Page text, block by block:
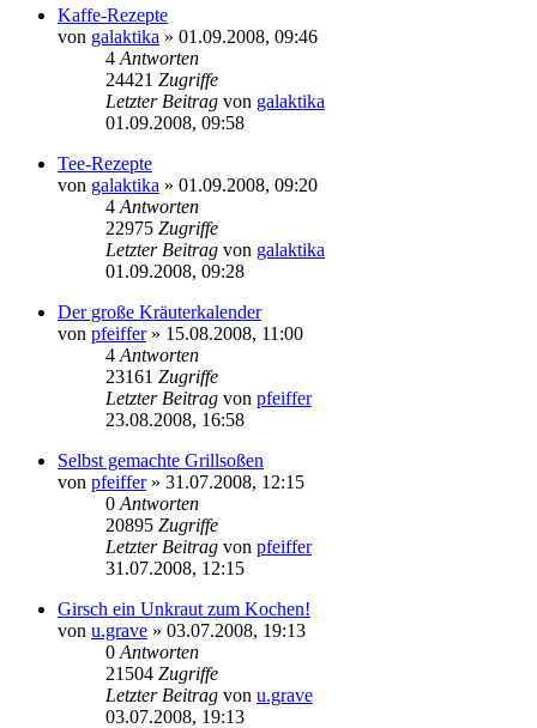
Kaffe-Rezepte
von galaktika » 01.09.2008, 09:46
4 Antworten
24421 Zugriffe
Letzter Beitrag von galaktika
01.09.2008, 09:58
Tee-Rezepte
von galaktika » 01.09.2008, 09:20
4 Antworten
22975 Zugriffe
Letzter Beitrag von galaktika
01.09.2008, 09:28
Der große Kräuterkalender
von pfeiffer» 15.08.2008, 11:00
4 Antworten
23161 Zugriffe
Letzter Beitrag von pfeiffer
23.08.2008, 16:58
Selbst gemachte Grillsoßen
von pfeiffer» 31.07.2008, 12:15
0 Antworten
20895 Zugriffe
Letzter Beitrag von pfeiffer
31.07.2008, 12:15
Girsch ein Unkraut zum Kochen!
von u.grave » 03.07.2008, 19:13
0 Antworten
21504 Zugriffe
Letzter Beitrag von u.grave
03.07.2008, 19:13